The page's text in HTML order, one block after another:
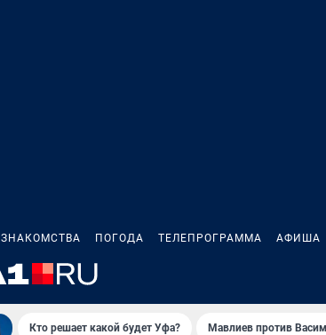
ЗНАКОМСТВА ПОГОДА ТЕЛЕПРОГРАММА АФИША
Кто решает какой будет Уфа? Мавлиев против